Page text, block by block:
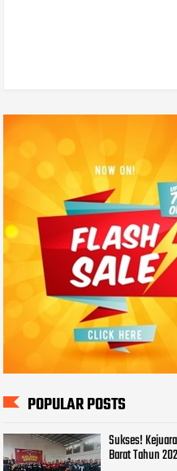
POPULAR POSTS
Sukses!
Barat Tahun